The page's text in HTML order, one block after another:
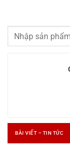
BÀI VIẾT – TIN TỨC